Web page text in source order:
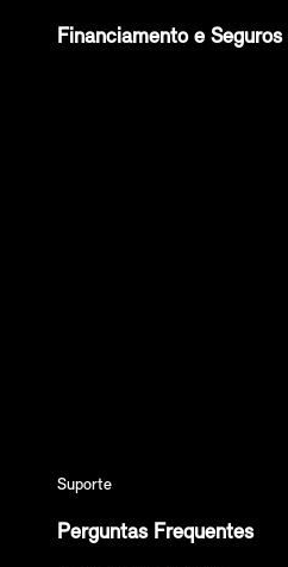
Financiamento e Seguros
Suporte
Perguntas Frequentes